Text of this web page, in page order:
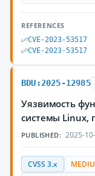
REFERENCES
CVE-2023-53517
CVE-2023-53517
BDU:2025-12985
Уязвимость
системы Linux,
PUBLISHED: 2025-
CVSS 3.x